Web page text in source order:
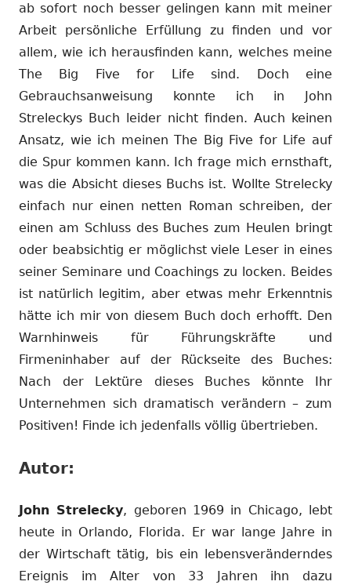
ab sofort noch besser gelingen kann mit meiner
Arbeit persönliche Erfüllung zu finden und vor
allem, wie ich herausfinden kann, welches meine
The Big Five for Life sind. Doch eine
Gebrauchsanweisung konnte ich in John
Streleckys Buch leider nicht finden. Auch keinen
Ansatz, wie ich meinen The Big Five for Life auf
die Spur kommen kann. Ich frage mich ernsthaft,
was die Absicht dieses Buchs ist. Wollte Strelecky
einfach nur einen netten Roman schreiben, der
einen am Schluss des Buches zum Heulen bringt
oder beabsichtig er möglichst viele Leser in eines
seiner Seminare und Coachings zu locken. Beides
ist natürlich legitim, aber etwas mehr Erkenntnis
hätte ich mir von diesem Buch doch erhofft. Den
Warnhinweis für Führungskräfte und
Firmeninhaber auf der Rückseite des Buches:
Nach der Lektüre dieses Buches könnte Ihr
Unternehmen sich dramatisch verändern – zum
Positiven! Finde ich jedenfalls völlig übertrieben.
Autor:
John Strelecky, geboren 1969 in Chicago, lebt
heute in Orlando, Florida. Er war lange Jahre in
der Wirtschaft tätig, bis ein lebensveränderndes
Ereignis im Alter von 33 Jahren ihn dazu